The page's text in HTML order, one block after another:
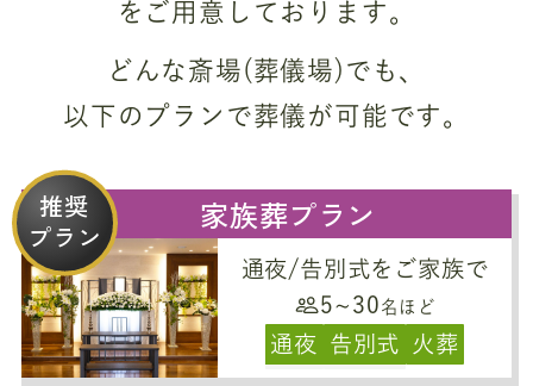
をご用意しております。
どんな斎場(葬儀場)でも、
以下のプランで葬儀が可能です。
推奨
プラン
家族葬プラン
通夜/告別式をご家族で
5~30 名ほど
通夜 告別式 火葬